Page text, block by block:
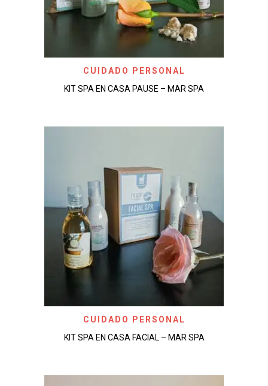
CUIDADO PERSONAL
KIT SPA EN CASA PAUSE – MAR SPA
CUIDADO PERSONAL
KIT SPA EN CASA FACIAL – MAR SPA